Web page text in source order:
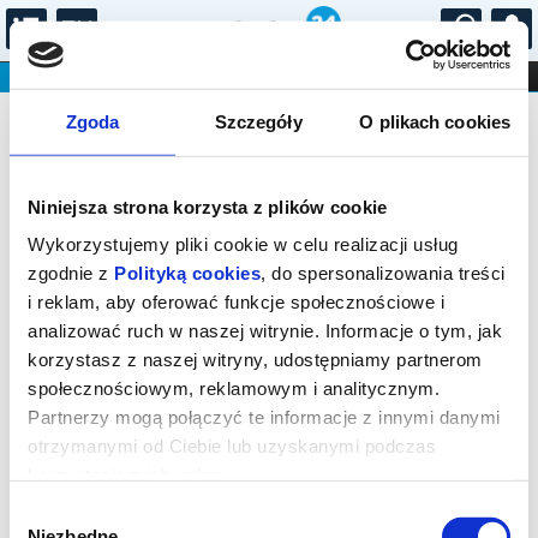
Zgoda Szczegóły O plikach cookies
Niniejsza strona korzysta z plików cookie
Wykorzystujemy pliki cookie w celu realizacji usług
zgodnie z Polityką cookies, do spersonalizowania treści
i reklam, aby oferować funkcje społecznościowe i
analizować ruch w naszej witrynie. Informacje o tym, jak
korzystasz z naszej witryny, udostępniamy partnerom
społecznościowym, reklamowym i analitycznym.
Partnerzy mogą połączyć te informacje z innymi danymi
otrzymanymi od Ciebie lub uzyskanymi podczas
...
FILHARMONIA OPERA I BALET
STAND-UP
DLA DZIECI
Bilety na: Koncert Chopinowski w
Sali Koncertowej Fryderyk
Warszawa, Podwale 13/15
25.08.2026, g. 20:55 (wtorek)
cena - od 95,00 pln
Organizator:Agencja Koncertowa PRESTO 2 Marcin